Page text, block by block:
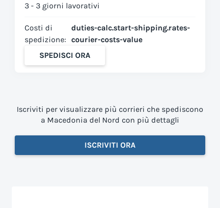
3 - 3 giorni lavorativi
Costi di
spedizione:
duties-calc.start-shipping.rates-
courier-costs-value
SPEDISCI ORA
Iscriviti per visualizzare più corrieri che spediscono
a Macedonia del Nord con più dettagli
ISCRIVITI ORA